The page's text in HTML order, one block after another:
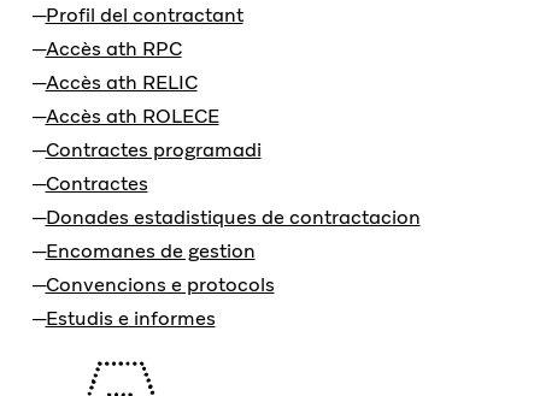
Profil del contractant
Accès ath RPC
Accès ath RELIC
Accès ath ROLECE
Contractes programadi
Contractes
Donades estadistiques de contractacion
Encomanes de gestion
Convencions e protocols
Estudis e informes